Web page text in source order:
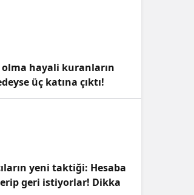
hayali kuranların
üç katına çıktı!
yeni taktiği: Hesaba
geri istiyorlar! Dikkat